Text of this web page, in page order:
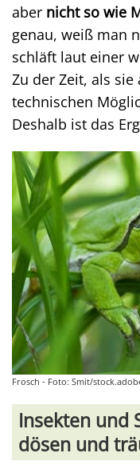
aber nicht so wie
genau, weiß man
schläft laut einer
Zu der Zeit, als
technischen
Deshalb ist das
Frosch - Foto: Smit/
Insekten und
dösen und